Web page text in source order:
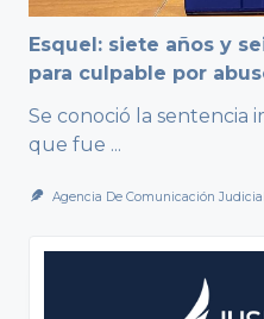
Esquel: siete años y
para culpable por
Se conoció la sentencia
que fue ...
Agencia De Comunicación Judicial